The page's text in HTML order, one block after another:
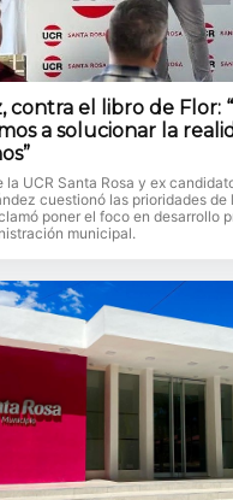
contra el libro de Flor:
a solucionar la
la UCR Santa Rosa y ex
cuestionó las prioridades de
poner el foco en desarrollo
municipal.